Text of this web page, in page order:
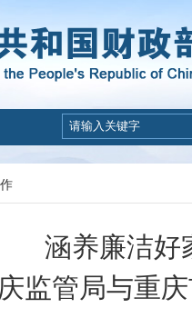
涵养廉洁好
管局与重庆